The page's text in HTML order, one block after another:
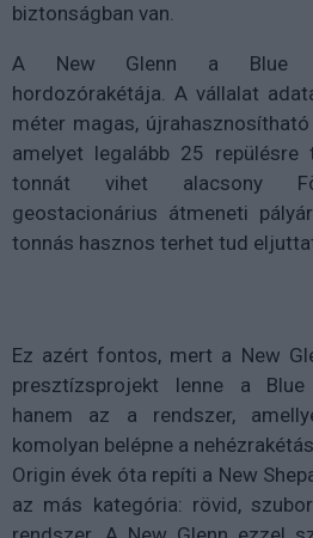
biztonságban van.
A New Glenn a Blue
hordozórakétája. A vállalat
méter magas,
amelyet legalább 25
tonnát vihet alacsony
geostacionárius átmeneti
tonnás hasznos terhet tud
Ez azért fontos, mert a New
presztízsprojekt lenne a
hanem az a rendszer,
komolyan belépne a
Origin évek óta repíti a New
az más kategória: rövid,